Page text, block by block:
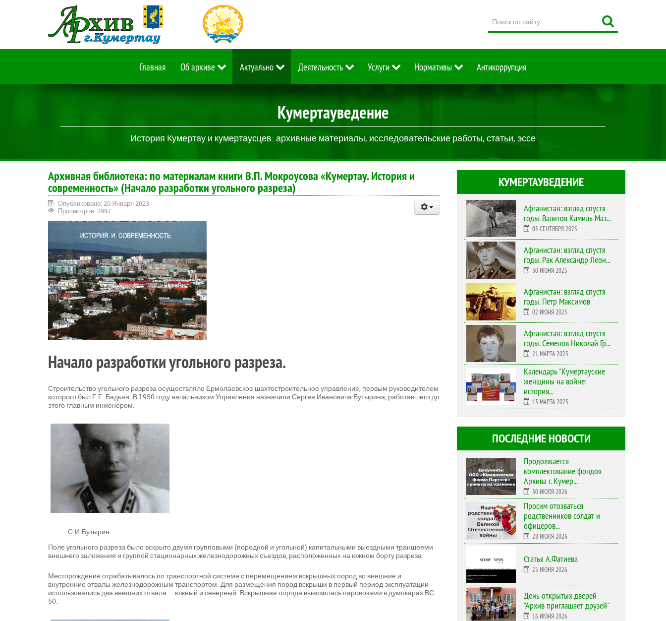
по
сайту
Главная Об архиве Актуально Деятельность Услуги Нормативы Антикоррупция
Кумертауведение
История Кумертау и кумертаусцев: архивные материалы, исследовательские работы, статьи, эссе
Архивная библиотека: по материалам книги В.П. Мокроусова «Кумертау. История и
современность» (Начало разработки угольного разреза)
Опубликовано: 20 Января 2023
Просмотров: 3997
Начало разработки угольного разреза.
Строительство угольного разреза осуществляло Ермолаевское шахтостроительное управление, первым руководителем
которого был Г.Г. Бадьян. В 1950 году начальником Управления назначили Сергея Ивановича Бутырина, работавшего до
этого главным инженером.
С.И.Бутырин.
Поле угольного разреза было вскрыто двумя групповыми (породной и угольной) капитальными выездными траншеями
внешнего заложения и группой стационарных железнодорожных съездов, расположенных на южном борту разреза.
Месторождение отрабатывалось по транспортной системе с перемещением вскрышных пород во внешние и
внутренние отвалы железнодорожным транспортом. Для размещения пород вскрыши в первый период эксплуатации
использовались два внешних отвала — южный и северный. Вскрышная порода вывозилась паровозами в думпкарах ВС -
50.
КУМЕРТАУВЕДЕНИЕ
Афганистан: взгляд спустя
годы. Валитов Камиль Маз...
05 СЕНТЯБРЯ 2025
Афганистан: взгляд спустя
годы. Рак Александр Леон...
30 ИЮНЯ 2025
Афганистан: взгляд спустя
годы. Петр Максимов
02 ИЮНЯ 2025
Афганистан: взгляд спустя
годы. Семенов Николай Гр...
21 МАРТА 2025
Календарь "Кумертауские
женщины на войне:
история...
13 МАРТА 2025
ПОСЛЕДНИЕ НОВОСТИ
Продолжается
комплектование фондов
Архива г. Кумер...
30 ИЮЛЯ 2026
Просим отозваться
родственников солдат и
офицеров...
28 ИЮЛЯ 2026
Статья А.Фатиева
25 ИЮНЯ 2026
День открытых дверей
"Архив приглашает друзей"
16 ИЮНЯ 2026